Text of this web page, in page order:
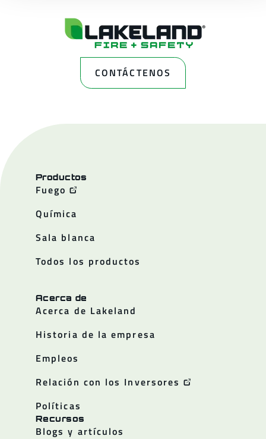
CONTÁCTENOS
Productos
Fuego
Química
Sala blanca
Todos los productos
Acerca de
Acerca de Lakeland
Historia de la empresa
Empleos
Relación con los Inversores
Políticas
Recursos
Blogs y artículos